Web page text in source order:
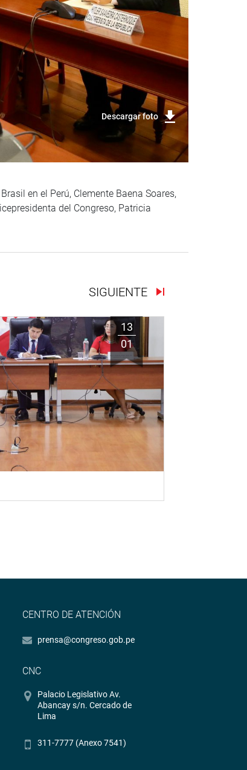
Descargar foto
en el Perú, Clemente Baena Soares,
del Congreso, Patricia
SIGUIENTE
13
01
CENTRO DE ATENCIÓN
prensa@congreso.gob.pe
CNC
Palacio Legislativo Av.
Abancay s/n. Cercado de
Lima
311-7777 (Anexo 7541)